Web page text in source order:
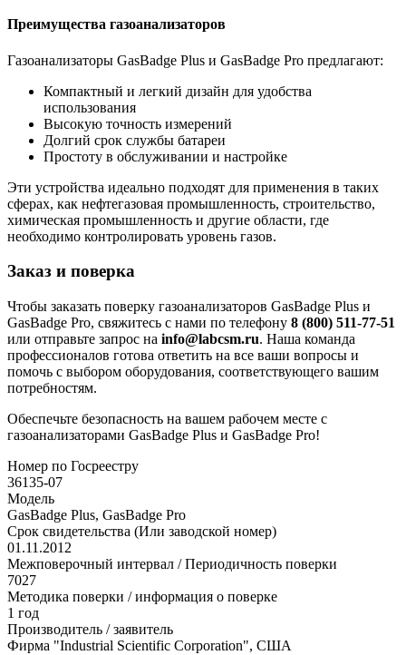
Преимущества газоанализаторов
Газоанализаторы GasBadge Plus и GasBadge Pro предлагают:
Компактный и легкий дизайн для удобства
использования
Высокую точность измерений
Долгий срок службы батареи
Простоту в обслуживании и настройке
Эти устройства идеально подходят для применения в таких
сферах, как нефтегазовая промышленность, строительство,
химическая промышленность и другие области, где
необходимо контролировать уровень газов.
Заказ и поверка
Чтобы заказать поверку газоанализаторов GasBadge Plus и
GasBadge Pro, свяжитесь с нами по телефону 8 (800) 511-77-51
или отправьте запрос на info@labcsm.ru. Наша команда
профессионалов готова ответить на все ваши вопросы и
помочь с выбором оборудования, соответствующего вашим
потребностям.
Обеспечьте безопасность на вашем рабочем месте с
газоанализаторами GasBadge Plus и GasBadge Pro!
Номер по Госреестру
36135-07
Модель
GasBadge Plus, GasBadge Pro
Срок свидетельства (Или заводской номер)
01.11.2012
Межповерочный интервал / Периодичность поверки
7027
Методика поверки / информация о поверке
1 год
Производитель / заявитель
Фирма "Industrial Scientific Corporation", США